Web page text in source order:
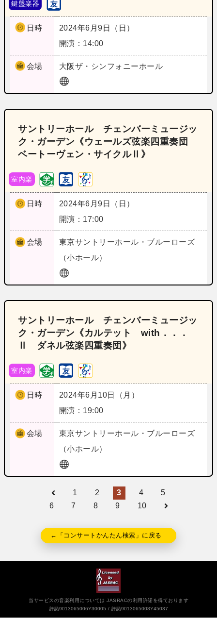
鍵盤楽器
日時
2024年6月9日（日）
開演：14:00
会場 大阪ザ・シンフォニーホール
サントリーホール チェンバーミュージッ
ク・ガーデン《ウェールズ弦楽四重奏団
ベートーヴェン・サイクルⅡ》
室内楽
日時
2024年6月9日（日）
開演：17:00
会場 東京サントリーホール・ブルーローズ
（小ホール）
サントリーホール チェンバーミュージッ
ク・ガーデン《カルテット with．．．
Ⅱ ダネル弦楽四重奏団》
室内楽
日時
2024年6月10日（月）
開演：19:00
会場 東京サントリーホール・ブルーローズ
（小ホール）
1 2 3 4
5
6
7 8 9 10
←「コンサートかんたん検索」に戻る
当サービスの音楽利用については JASRACの利用許諾を得ております
許諾9013065006Y30005
許諾9013065008Y45037